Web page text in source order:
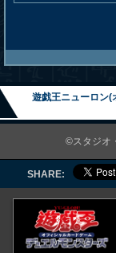
遊戯王ニューロン(
©スタジオ
SHARE: